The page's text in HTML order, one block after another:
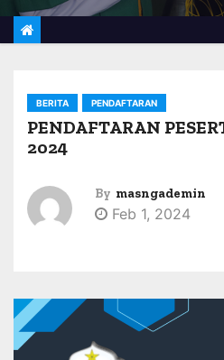
BERITA PENDAFTARAN
PENDAFTARAN
2024
By masngademin
Feb 1, 2024